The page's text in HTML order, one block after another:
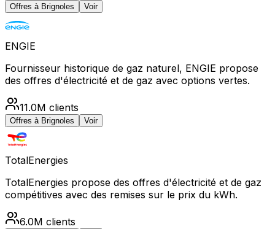
Offres à Brignoles Voir
ENGIE
Fournisseur historique de gaz naturel, ENGIE propose
des offres d'électricité et de gaz avec options vertes.
11.0M clients
Offres à Brignoles Voir
TotalEnergies
TotalEnergies propose des offres d'électricité et de gaz
compétitives avec des remises sur le prix du kWh.
6.0M clients